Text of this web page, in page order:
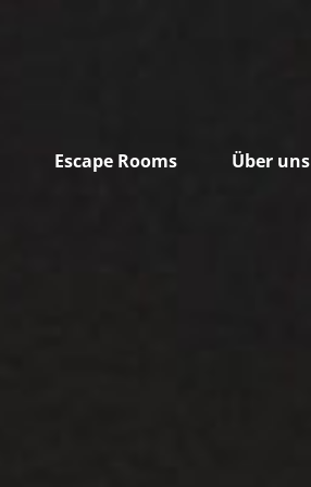
Escape Rooms Über uns